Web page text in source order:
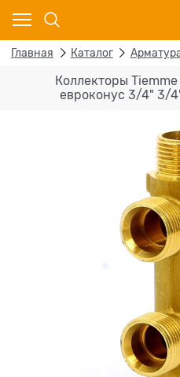
Главная Каталог
Коллекторы
евроконус 3/4" 3/